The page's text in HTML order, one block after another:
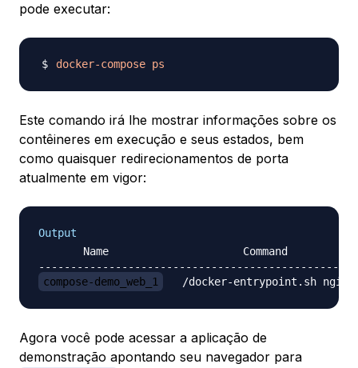
pode executar:
docker-compose ps
Este comando irá lhe mostrar informações sobre os
contêineres em execução e seus estados, bem
como quaisquer redirecionamentos de porta
atualmente em vigor:
Output
Name                     Command
compose-demo_web_1
Agora você pode acessar a aplicação de
demonstração apontando seu navegador para